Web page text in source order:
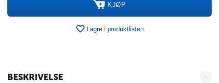
KJØP
Lagre i produktlisten
BESKRIVELSE